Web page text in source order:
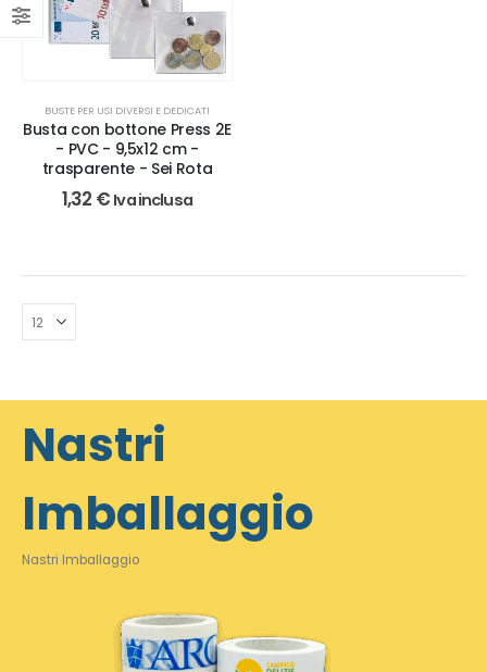
BUSTE PER USI DIVERSI E DEDICATI
Busta con bottone Press 2E
- PVC - 9,5x12 cm -
trasparente - Sei Rota
1,32 € Iva inclusa
Nastri
Imballaggio
Nastri Imballaggio